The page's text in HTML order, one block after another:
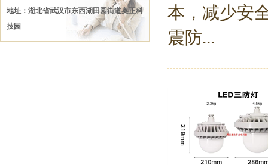
地址：湖北省武汉市东西湖田园街道奥正科
技园
本，减少安
震防...